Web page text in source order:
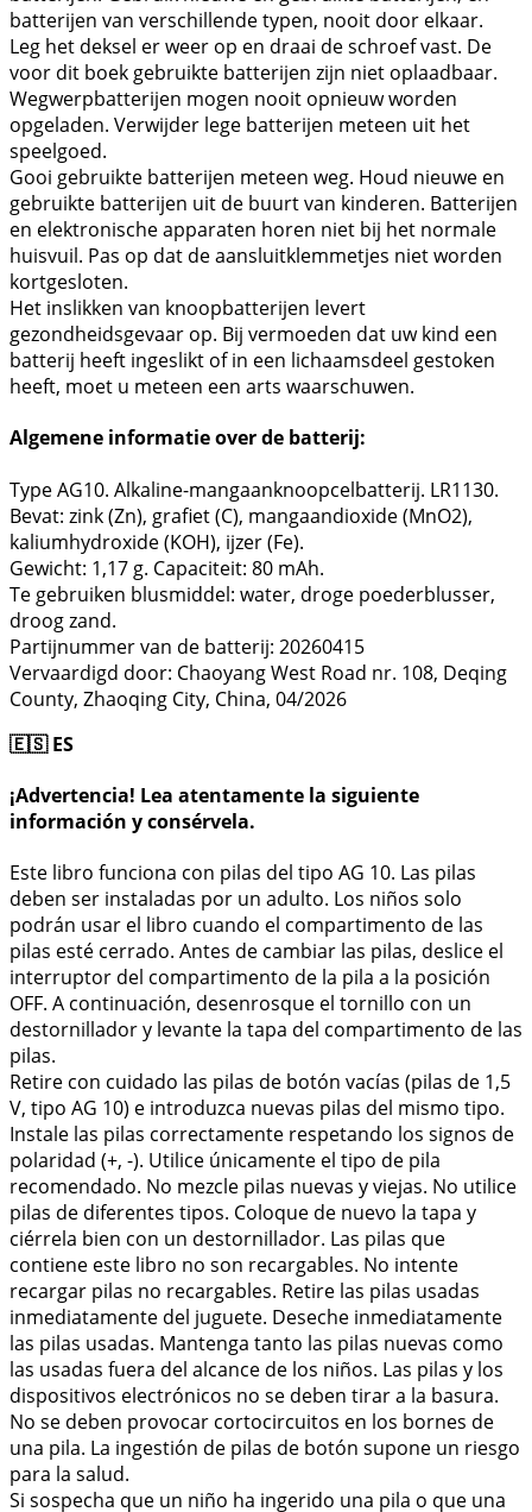
batterijen van verschillende typen, nooit door elkaar.
Leg het deksel er weer op en draai de schroef vast. De
voor dit boek gebruikte batterijen zijn niet oplaadbaar.
Wegwerpbatterijen mogen nooit opnieuw worden
opgeladen. Verwijder lege batterijen meteen uit het
speelgoed.
Gooi gebruikte batterijen meteen weg. Houd nieuwe en
gebruikte batterijen uit de buurt van kinderen. Batterijen
en elektronische apparaten horen niet bij het normale
huisvuil. Pas op dat de aansluitklemmetjes niet worden
kortgesloten.
Het inslikken van knoopbatterijen levert
gezondheidsgevaar op. Bij vermoeden dat uw kind een
batterij heeft ingeslikt of in een lichaamsdeel gestoken
heeft, moet u meteen een arts waarschuwen.
Algemene informatie over de batterij:
Type AG10. Alkaline-mangaanknoopcelbatterij. LR1130.
Bevat: zink (Zn), grafiet (C), mangaandioxide (MnO2),
kaliumhydroxide (KOH), ijzer (Fe).
Gewicht: 1,17 g. Capaciteit: 80 mAh.
Te gebruiken blusmiddel: water, droge poederblusser,
droog zand.
Partijnummer van de batterij: 20260415
Vervaardigd door: Chaoyang West Road nr. 108, Deqing
County, Zhaoqing City, China, 04/2026
🇪🇸 ES
¡Advertencia! Lea atentamente la siguiente
información y consérvela.
Este libro funciona con pilas del tipo AG 10. Las pilas
deben ser instaladas por un adulto. Los niños solo
podrán usar el libro cuando el compartimento de las
pilas esté cerrado. Antes de cambiar las pilas, deslice el
interruptor del compartimento de la pila a la posición
OFF. A continuación, desenrosque el tornillo con un
destornillador y levante la tapa del compartimento de las
pilas.
Retire con cuidado las pilas de botón vacías (pilas de 1,5
V, tipo AG 10) e introduzca nuevas pilas del mismo tipo.
Instale las pilas correctamente respetando los signos de
polaridad (+, -). Utilice únicamente el tipo de pila
recomendado. No mezcle pilas nuevas y viejas. No utilice
pilas de diferentes tipos. Coloque de nuevo la tapa y
ciérrela bien con un destornillador. Las pilas que
contiene este libro no son recargables. No intente
recargar pilas no recargables. Retire las pilas usadas
inmediatamente del juguete. Deseche inmediatamente
las pilas usadas. Mantenga tanto las pilas nuevas como
las usadas fuera del alcance de los niños. Las pilas y los
dispositivos electrónicos no se deben tirar a la basura.
No se deben provocar cortocircuitos en los bornes de
una pila. La ingestión de pilas de botón supone un riesgo
para la salud.
Si sospecha que un niño ha ingerido una pila o que una